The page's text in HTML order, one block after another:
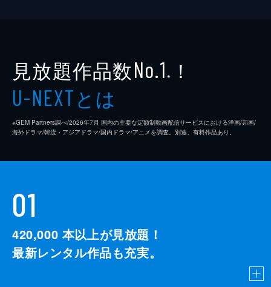
見放題作品数No.1 ※ ！
U-NEXTとは
※GEM Partners調べ/2026年7⽉ 国内の主要な定額制動画配信サービスにおける洋画/邦画/
海外ドラマ/韓流・アジアドラマ/国内ドラマ/アニメを調査。別途、有料作品あり。
01
420,000 本以上が見放題！
最新レンタル作品も充実。